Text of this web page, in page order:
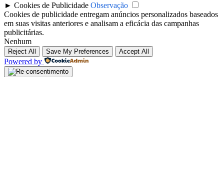
► Cookies de Publicidade Observação
Cookies de publicidade entregam anúncios personalizados baseados
em suas visitas anteriores e analisam a eficácia das campanhas
publicitárias.
Nenhum
Reject All Save My Preferences Accept All
Powered by